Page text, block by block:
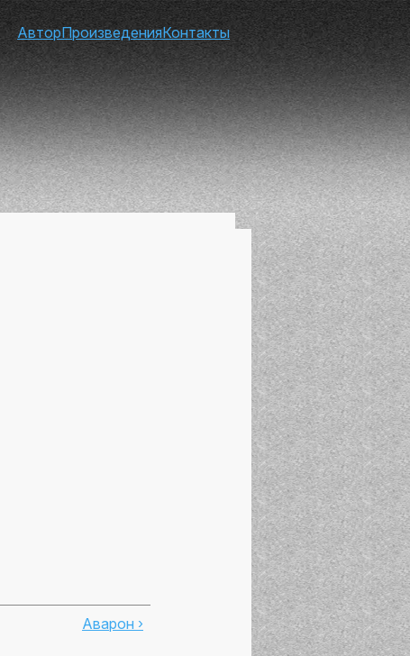
АвторПроизведенияКонтакты
Аварон ›